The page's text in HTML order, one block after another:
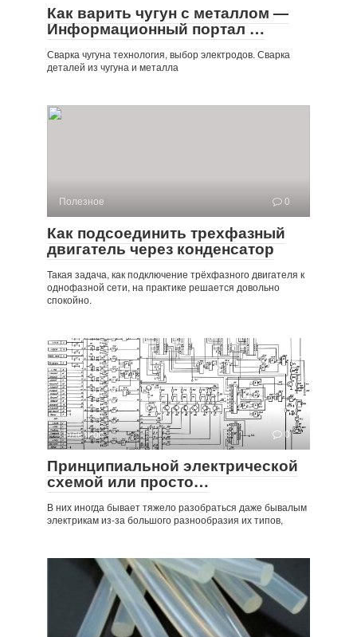
Как варить чугун с металлом —
Информационный портал …
Сварка чугуна технология, выбор электродов. Сварка
деталей из чугуна и металла
Полезное 0
Как подсоединить трехфазный
двигатель через конденсатор
Такая задача, как подключение трёхфазного двигателя к
однофазной сети, на практике решается довольно
спокойно.
Полезное 0
Принципиальной электрической
схемой или просто…
В них иногда бывает тяжело разобраться даже бывалым
электрикам из-за большого разнообразия их типов,